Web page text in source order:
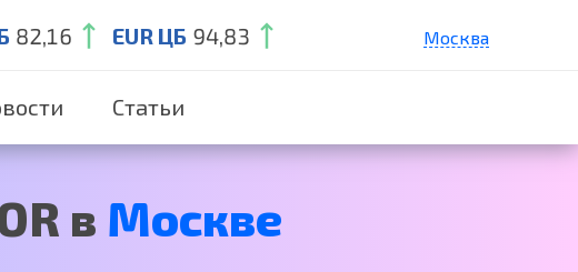
82,16 EUR ЦБ 94,83 Москва
Краснодар
Статьи
в Москве